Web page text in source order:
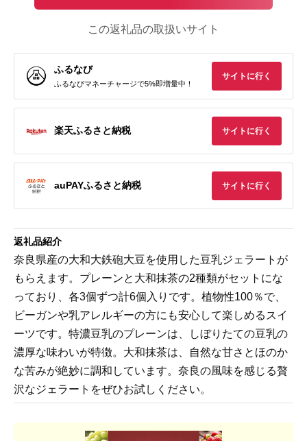
この返礼品の取扱いサイト
ふるなび
ふるなびマネーチャージで5%即増量中！
サイトに行く
楽天ふるさと納税 サイトに行く
auPAYふるさと納税 サイトに行く
返礼品紹介
奈良県産の大和大鉄砲大豆を使用した豆乳ジェラートが
もらえます。プレーンと大和抹茶の2種類がセットにな
っており、各3個ずつ計6個入りです。植物性100％で、
ビーガンや乳アレルギーの方にも安心して楽しめるスイ
ーツです。特濃豆乳のプレーンは、しぼりたての豆乳の
濃厚な味わいが特徴。大和抹茶は、自然な甘さとほのか
な苦みが絶妙に調和しています。奈良の風味を感じる贅
沢なジェラートをぜひお試しください。